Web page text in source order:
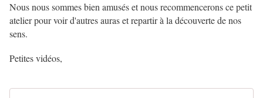
Nous nous sommes bien amusés et nous recommencerons ce petit
atelier pour voir d'autres auras et repartir à la découverte de nos
sens.
Petites vidéos,